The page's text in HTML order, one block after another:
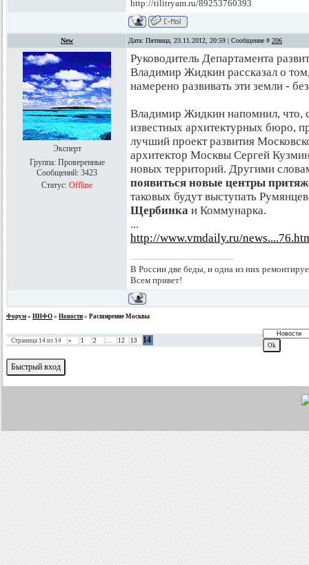
http://tilitryam.ru/89253760393
New Дата: Пятница, 23.11.2012, 20:59 | Сообщение # 206
Эксперт
Группа: Проверенные
Сообщений: 3423
Статус: Offline
Руководитель Департамента
Владимир Жидкин рассказал о
намерено развивать эти земли -
Владимир Жидкин напомнил, что,
известных архитектурных бюро,
лучший проект развития
архитектор Москвы Сергей
новых территорий. Другими
появиться новые центры
таковых будут выступать
Щербинка и Коммунарка.
...
http://www.vmdaily.ru/
В России две беды, и одна из них
Всем привет!
Форум » ИНФО » Новости » Расширение Москвы
Страница 14 из 14 « 1 2 … 12 13 14